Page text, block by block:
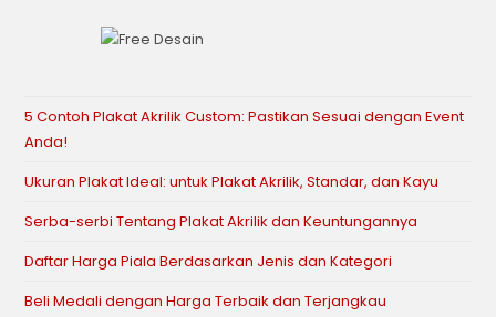
5 Contoh Plakat Akrilik Custom: Pastikan Sesuai dengan Event
Anda!
Ukuran Plakat Ideal: untuk Plakat Akrilik, Standar, dan Kayu
Serba-serbi Tentang Plakat Akrilik dan Keuntungannya
Daftar Harga Piala Berdasarkan Jenis dan Kategori
Beli Medali dengan Harga Terbaik dan Terjangkau